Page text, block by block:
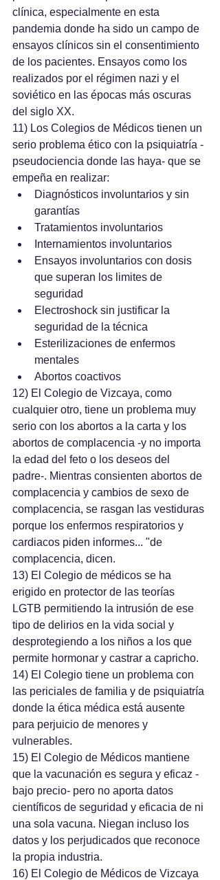
clínica, especialmente en esta
pandemia donde ha sido un campo de
ensayos clínicos sin el consentimiento
de los pacientes. Ensayos como los
realizados por el régimen nazi y el
soviético en las épocas más oscuras
del siglo XX.
11) Los Colegios de Médicos tienen un
serio problema ético con la psiquiatría -
pseudociencia donde las haya- que se
empeña en realizar:
Diagnósticos involuntarios y sin
garantías
Tratamientos involuntarios
Internamientos involuntarios
Ensayos involuntarios con dosis
que superan los limites de
seguridad
Electroshock sin justificar la
seguridad de la técnica
Esterilizaciones de enfermos
mentales
Abortos coactivos
12) El Colegio de Vizcaya, como
cualquier otro, tiene un problema muy
serio con los abortos a la carta y los
abortos de complacencia -y no importa
la edad del feto o los deseos del
padre-. Mientras consienten abortos de
complacencia y cambios de sexo de
complacencia, se rasgan las vestiduras
porque los enfermos respiratorios y
cardiacos piden informes... "de
complacencia, dicen.
13) El Colegio de médicos se ha
erigido en protector de las teorías
LGTB permitiendo la intrusión de ese
tipo de delirios en la vida social y
desprotegiendo a los niños a los que
permite hormonar y castrar a capricho.
14) El Colegio tiene un problema con
las periciales de familia y de psiquiatría
donde la ética médica está ausente
para perjuicio de menores y
vulnerables.
15) El Colegio de Médicos mantiene
que la vacunación es segura y eficaz -
bajo precio- pero no aporta datos
científicos de seguridad y eficacia de ni
una sola vacuna. Niegan incluso los
datos y los perjudicados que reconoce
la propia industria.
16) El Colegio de Médicos de Vizcaya